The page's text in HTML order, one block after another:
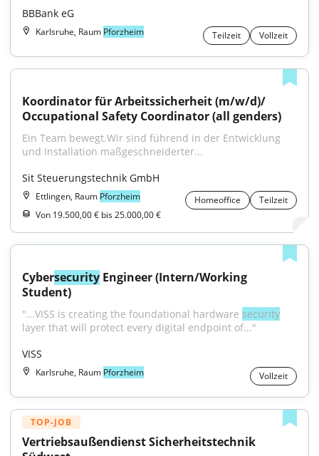
BBBank eG
Karlsruhe, Raum Pforzheim Teilzeit Vollzeit
Koordinator für Arbeitssicherheit (m/w/d)/
Occupational Safety Coordinator (all genders)
Ein Team bewegt.Wir sind führend in der Entwicklung
und Installation maßgeschneiderter...
Sit Steuerungstechnik GmbH
Ettlingen, Raum Pforzheim Homeoffice
Teilzeit
Von 19.500,00 € bis 25.000,00 €
Cybersecurity Engineer (Intern/Working
Student)
"...VISS is creating the foundational hardware security
layer that will protect every digital endpoint of..."
VISS
Karlsruhe, Raum Pforzheim Vollzeit
TOP-JOB
Vertriebsaußendienst Sicherheitstechnik